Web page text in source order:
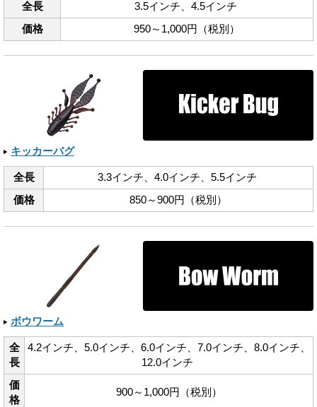
全長
3.5インチ、​4.5インチ
価格
950～1,000円（税別）
キッカーバグ
全長
3.3インチ、​4.0インチ、​5.5インチ
価格
850～900円（税別）
ボウワーム
全
長
4.2インチ、​5.0インチ、​6.0インチ、​7.0インチ、​8.0インチ、​
12.0インチ
価
格
900～1,000円（税別）